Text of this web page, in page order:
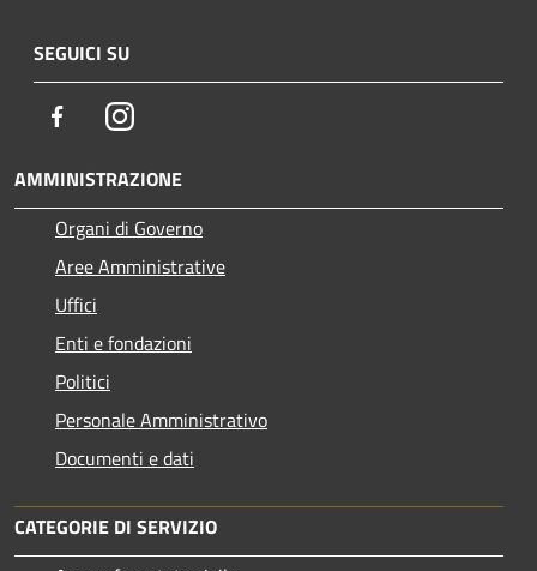
SEGUICI SU
FacebookInstagram
AMMINISTRAZIONE
Organi di Governo
Aree Amministrative
Uffici
Enti e fondazioni
Politici
Personale Amministrativo
Documenti e dati
CATEGORIE DI SERVIZIO